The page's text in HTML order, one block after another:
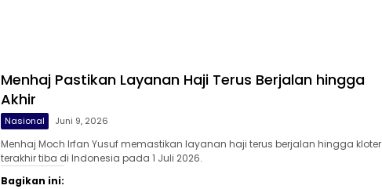
Menhaj Pastikan Layanan Haji Terus Berjalan hingga
Akhir
Nasional Juni 9, 2026
Menhaj Moch Irfan Yusuf memastikan layanan haji terus berjalan hingga kloter
terakhir tiba di Indonesia pada 1 Juli 2026.
Bagikan ini: